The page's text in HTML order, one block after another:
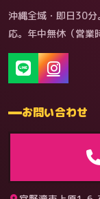
沖縄全域・即日30
応。年中無休（営業
お問い合わせ